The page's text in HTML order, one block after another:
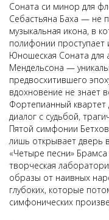
Соната си минор для
Себастьяна Баха — не
музыкальная икона, в
полифонии проступает
Юношеская Соната для
Мендельсона —
предвосхитившего
вдохновение не знает
Фортепианный
диалог с судьбой,
Пятой симфонии
лишь открывает дверь
«Четыре песни»
творческая
образы от наивных
глубоких, которые
симфонических